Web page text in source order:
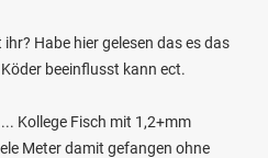
Habe hier gelesen das es das
beeinflusst kann ect.
Kollege Fisch mit 1,2+mm
Meter damit gefangen ohne